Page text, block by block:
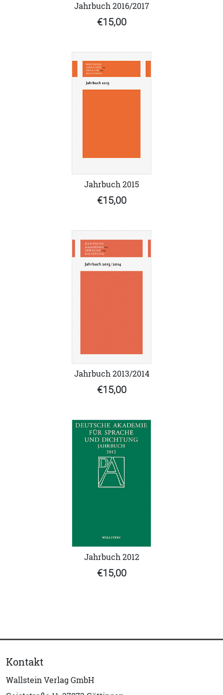
Jahrbuch 2016/2017
€15,00
Jahrbuch 2015
€15,00
Jahrbuch 2013/2014
€15,00
Jahrbuch 2012
€15,00
Kontakt
Wallstein Verlag GmbH